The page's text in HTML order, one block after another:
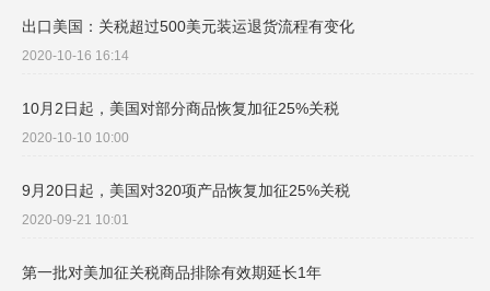
出口美国：关税超过500美元装运退货流程有变化
2020-10-16 16:14
10月2日起，美国对部分商品恢复加征25%关税
2020-10-10 10:00
9月20日起，美国对320项产品恢复加征25%关税
2020-09-21 10:01
第一批对美加征关税商品排除有效期延长1年